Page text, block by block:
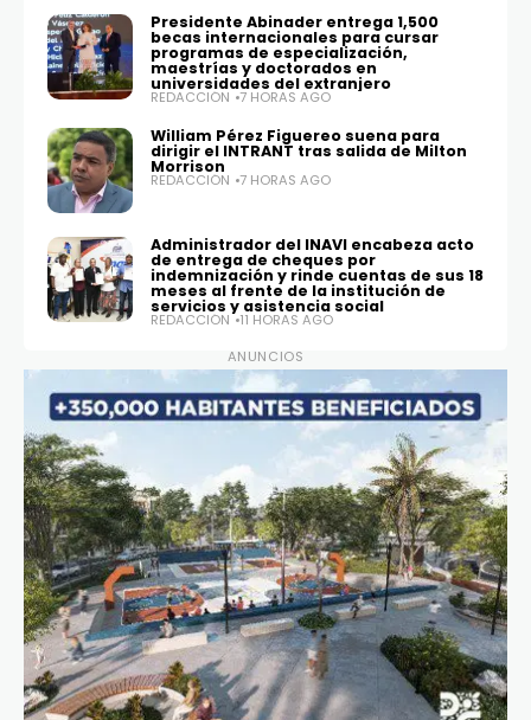
Presidente Abinader entrega 1,500
becas internacionales para cursar
programas de especialización,
maestrías y doctorados en
universidades del extranjero
REDACCIÓN 7 HORAS AGO
William Pérez Figuereo suena para
dirigir el INTRANT tras salida de Milton
Morrison
REDACCIÓN 7 HORAS AGO
Administrador del INAVI encabeza acto
de entrega de cheques por
indemnización y rinde cuentas de sus 18
meses al frente de la institución de
servicios y asistencia social
REDACCIÓN
11 HORAS AGO
ANUNCIOS